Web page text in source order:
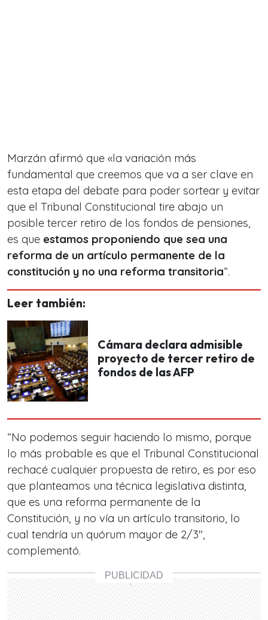
Marzán afirmó que «la variación más
fundamental que creemos que va a ser clave en
esta etapa del debate para poder sortear y evitar
que el Tribunal Constitucional tire abajo un
posible tercer retiro de los fondos de pensiones,
es que estamos proponiendo que sea una
reforma de un artículo permanente de la
constitución y no una reforma transitoria”.
Leer también:
Cámara declara admisible
proyecto de tercer retiro de
fondos de las AFP
“No podemos seguir haciendo lo mismo, porque
lo más probable es que el Tribunal Constitucional
rechacé cualquier propuesta de retiro, es por eso
que planteamos una técnica legislativa distinta,
que es una reforma permanente de la
Constitución, y no vía un artículo transitorio, lo
cual tendría un quórum mayor de 2/3″,
complementó.